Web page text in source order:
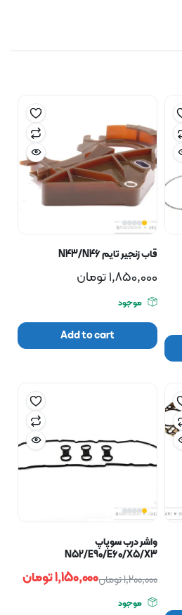
قاب زنجیر تایم N43/N46
1,850,000تومان
موجود
Add to cart
واشر درب سوپاپ
N52/E90/E60/X5/X3
1,200,000تومان1,150,000تومان
موجود